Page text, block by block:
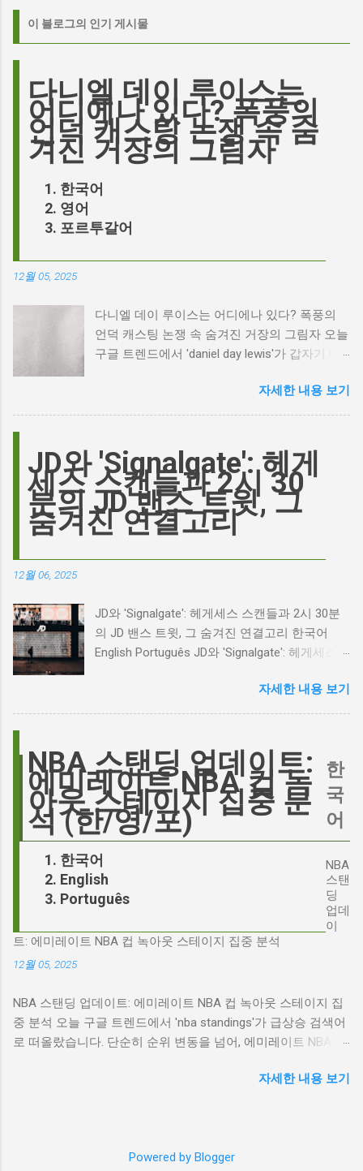
이 블로그의 인기 게시물
다니엘 데이 루이스는
어디에나 있다? 폭풍의
언덕 캐스팅 논쟁 속 숨
겨진 거장의 그림자
한국어
영어
포르투갈어
12월 05, 2025
다니엘 데이 루이스는 어디에나 있다? 폭풍의
언덕 캐스팅 논쟁 속 숨겨진 거장의 그림자 오늘
구글 트렌드에서 'daniel day lewis'가 갑자기 떠
이름이 왜 다시 사람들의 입에 오르내리는 걸까
요? 표면적으로는 마고 로비가 제작하고 주연을
이 그 시작입니다. 하지만 그 이면에는 '연기'라
는 예술에 대한 깊은 갈망과, 완벽주의를 향한
끊임없는 열망이 숨겨져 있습니다. Photo by
Plufow Le Studio on Unsplash 폭풍의 언덕, 그
리고 캐스팅 논쟁의 불씨 최근 몇 주 동안 영화
하는 동시에 우려를 표했습니다. 일부에서는 엘
로디의 이미지가 원작 속 히스클리프와는 다소
거리가 있다는 의견을 제시하며 캐스팅에 대한
한 비판에 대해 "기다려 보세요. 믿으세요. 분명
의 이미지가 원작과 부합하는지 여부를 넘어, 우
리가 '히스클리프'라는 인물에게 기대하는 바가
무엇인지, 그리고 배우가 그 기대를 어떻게 충족
시킬 수 있는지에 대한 근본적인 질문을 던집니
다. 다니엘 데이 루이스, '진정성'의 대명사 이 지
점에서 다니엘 데이 루이스의 이름이 등장하는
것은 결코 우연이 아닙니다. 그는 '메소드 연
기'의 극한을 보여주는 배우로서, 맡는 역할마다
완벽하게 몰입하여 실제 인물과 구분이 어려울
정도의 연기를 선보였습니다. <나의 왼발>에서
자세한 내용 보기
JD와 'Signalgate': 헤게
세스 스캔들과 2시 30
분의 JD 밴스 트윗, 그
숨겨진 연결고리
12월 06, 2025
JD와 'Signalgate': 헤게세스 스캔들과 2시 30분
의 JD 밴스 트윗, 그 숨겨진 연결고리 한국어
English Português JD와 'Signalgate': 헤게세스
연결고리 오늘의 구글 트렌드 인기 검색어 'jd'는
단순히 두 글자의 약자가 아닙니다. 최근 미국
'Signalgate' 스캔들과 깊숙이 연결되어 있습니
다. 폭스뉴스 진행자 피트 헤게세스(Pete
Hegseth)를 중심으로 벌어진 이 스캔들은 예상
치 못한 인물, JD 밴스(JD Vance)의 이름까지 소
환하며 파장을 일으키고 있습니다. 왜 'jd'가 갑자
들이 어떻게 얽혀있는 것일까요? 최대100%세일
오늘의 특가 'Signalgate' 스캔들: 피트 헤게세스
의 그림자 먼저 'Signalgate' 스캔들의 핵심 인물
인 피트 헤게세스부터 살펴봐야 합니다. 최근 공
개된 국방부 감사 보고서에 따르면, 헤게세스는
스의 행위가 윤리적으로 심각한 문제를 야기하
며, 군의 명예를 훼손할 수 있다고 지적합니다.
Photo by Samuel Regan-Asante on Unsplash
제는 여기서 끝나지 않았습니다. 스캔들이 터진
지 내용은 정확히 알려지지 않았지만, 그의 ...
자세한 내용 보기
NBA 스탠딩 업데이트:
에미레이트 NBA 컵 녹
아웃 스테이지 집중 분
석 (한/영/포)
한국어
English
Português
한
국
어
NBA
스탠
딩
업데
이
트: 에미레이트 NBA 컵 녹아웃 스테이지 집중 분석
12월 05, 2025
NBA 스탠딩 업데이트: 에미레이트 NBA 컵 녹아웃 스테이지 집
중 분석 오늘 구글 트렌드에서 'nba standings'가 급상승 검색어
로 떠올랐습니다. 단순히 순위 변동을 넘어, 에미레이트 NBA 컵
받고 있습니다. 이번 포스팅에서는 NBA 컵 녹아웃 스테이지 관
들의 기대감을 고조시키고 있습니다. "Emirates NBA Cup
자세한 내용 보기
Powered by Blogger